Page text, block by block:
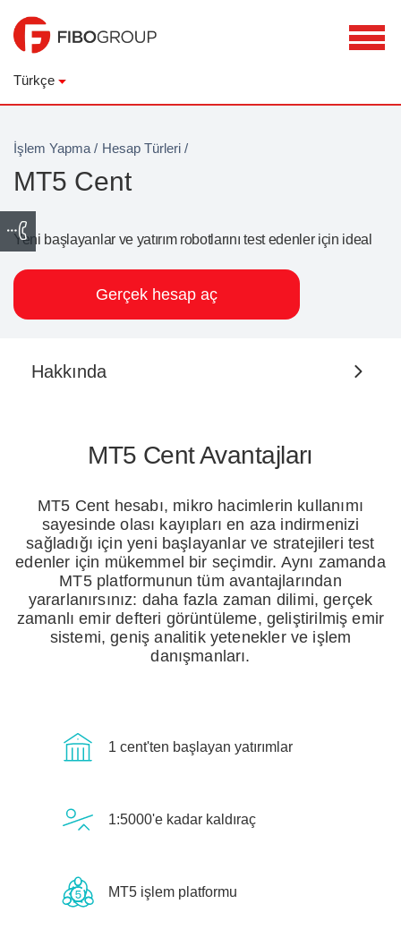
Türkçe
İşlem Yapma / Hesap Türleri /
MT5 Cent
Yeni başlayanlar ve yatırım robotlarını test edenler için ideal
Gerçek hesap aç
Hakkında
MT5 Cent Avantajları
MT5 Cent hesabı, mikro hacimlerin kullanımı
sayesinde olası kayıpları en aza indirmenizi
sağladığı için yeni başlayanlar ve stratejileri test
edenler için mükemmel bir seçimdir. Aynı zamanda
MT5 platformunun tüm avantajlarından
yararlanırsınız: daha fazla zaman dilimi, gerçek
zamanlı emir defteri görüntüleme, geliştirilmiş emir
sistemi, geniş analitik yetenekler ve işlem
danışmanları.
1 cent'ten başlayan yatırımlar
1:5000'e kadar kaldıraç
MT5 işlem platformu